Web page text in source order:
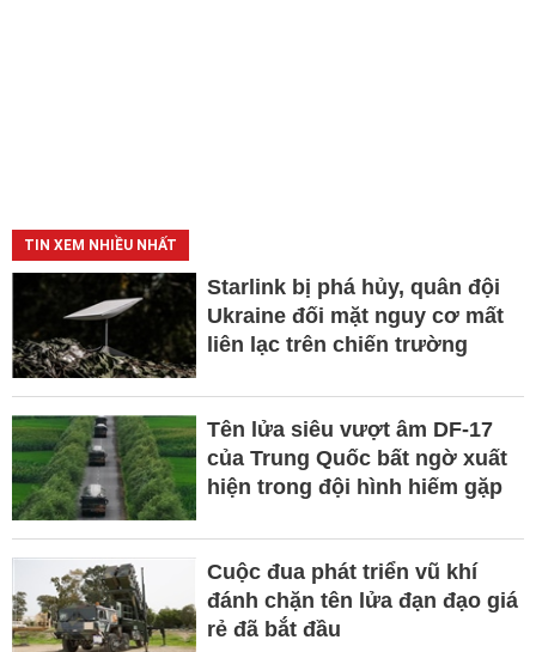
TIN XEM NHIỀU NHẤT
Starlink bị phá hủy, quân đội
Ukraine đối mặt nguy cơ mất
liên lạc trên chiến trường
Tên lửa siêu vượt âm DF-17
của Trung Quốc bất ngờ xuất
hiện trong đội hình hiếm gặp
Cuộc đua phát triển vũ khí
đánh chặn tên lửa đạn đạo giá
rẻ đã bắt đầu